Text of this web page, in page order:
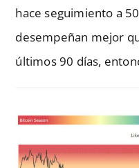
hace seguimiento a
desempeñan mejor
últimos 90 días,